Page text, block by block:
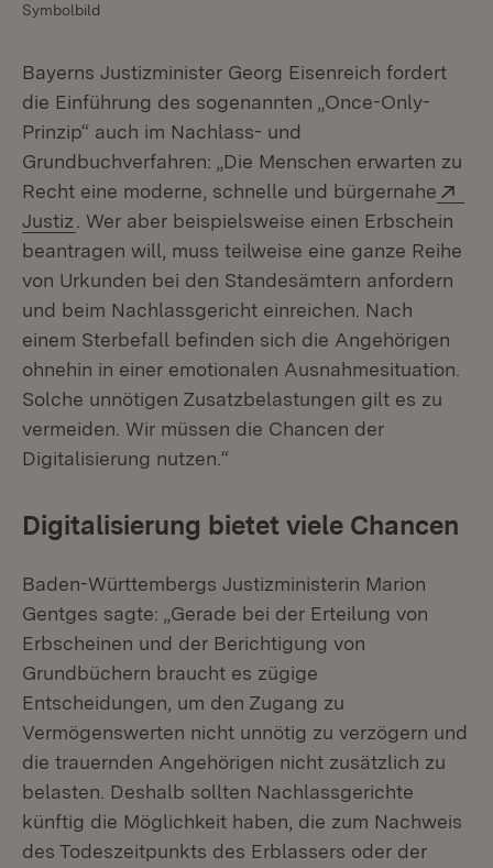
Symbolbild
Bayerns Justizminister Georg Eisenreich fordert
die Einführung des sogenannten „Once-Only-
Prinzip“ auch im Nachlass- und
Grundbuchverfahren: „Die Menschen erwarten zu
Recht eine moderne, schnelle und bürgernahe
Justiz (Öffnet in neuem Fenster)
. Wer aber beispielsweise einen Erbschein
beantragen will, muss teilweise eine ganze Reihe
von Urkunden bei den Standesämtern anfordern
und beim Nachlassgericht einreichen. Nach
einem Sterbefall befinden sich die Angehörigen
ohnehin in einer emotionalen Ausnahmesituation.
Solche unnötigen Zusatzbelastungen gilt es zu
vermeiden. Wir müssen die Chancen der
Digitalisierung nutzen.“
Digitalisierung bietet viele Chancen
Baden-Württembergs Justizministerin Marion
Gentges sagte:
„Gerade bei der Erteilung von
Erbscheinen und der Berichtigung von
Grundbüchern braucht es zügige
Entscheidungen, um den Zugang zu
Vermögenswerten nicht unnötig zu verzögern und
die trauernden Angehörigen nicht zusätzlich zu
belasten. Deshalb sollten Nachlassgerichte
künftig die Möglichkeit haben, die zum Nachweis
des Todeszeitpunkts des Erblassers oder der